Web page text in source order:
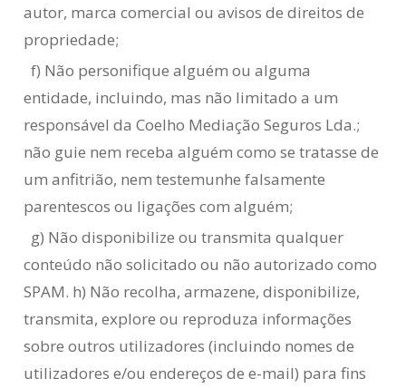
autor, marca comercial ou avisos de direitos de
propriedade;
f) Não personifique alguém ou alguma
entidade, incluindo, mas não limitado a um
responsável da Coelho Mediação Seguros Lda.;
não guie nem receba alguém como se tratasse de
um anfitrião, nem testemunhe falsamente
parentescos ou ligações com alguém;
g) Não disponibilize ou transmita qualquer
conteúdo não solicitado ou não autorizado como
SPAM. h) Não recolha, armazene, disponibilize,
transmita, explore ou reproduza informações
sobre outros utilizadores (incluindo nomes de
utilizadores e/ou endereços de e-mail) para fins